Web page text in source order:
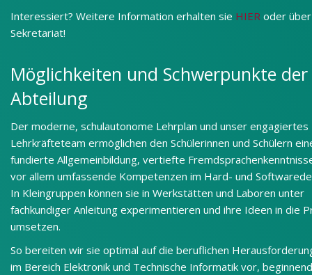
Interessiert? Weitere Information erhalten sie HIER oder
Sekretariat!
Möglichkeiten und Schwerpunkte der
Abteilung
Der moderne, schulautonome Lehrplan und unser engagiertes
Lehrkräfteteam ermöglichen den Schülerinnen und Schülern
fundierte Allgemeinbildung, vertiefte
vor allem umfassende Kompetenzen im Hard- und
In Kleingruppen können sie in Werkstätten und Laboren unter
fachkundiger Anleitung experimentieren und ihre Ideen in die
umsetzen.
So bereiten wir sie optimal auf die beruflichen
im Bereich Elektronik und Technische Informatik vor,